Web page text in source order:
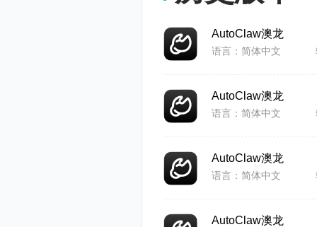
AutoClaw澳龙
语言：简体中文
AutoClaw澳龙
语言：简体中文
AutoClaw澳龙
语言：简体中文
AutoClaw澳龙